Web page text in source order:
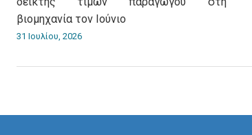
βιομηχανία τον Ιούνιο
31 Ιουλίου, 2026